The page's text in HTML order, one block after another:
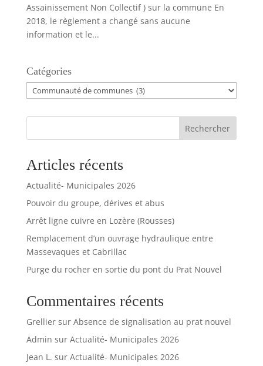
Assainissement Non Collectif ) sur la commune En
2018, le règlement a changé sans aucune
information et le...
Catégories
Catégories
Rechercher
Articles récents
Actualité- Municipales 2026
Pouvoir du groupe, dérives et abus
Arrêt ligne cuivre en Lozère (Rousses)
Remplacement d’un ouvrage hydraulique entre
Massevaques et Cabrillac
Purge du rocher en sortie du pont du Prat Nouvel
Commentaires récents
Grelliersur Absence de signalisation au prat nouvel
Admin sur Actualité- Municipales 2026
Jean L. sur Actualité- Municipales 2026